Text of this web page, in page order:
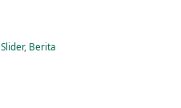
Slider, Berita